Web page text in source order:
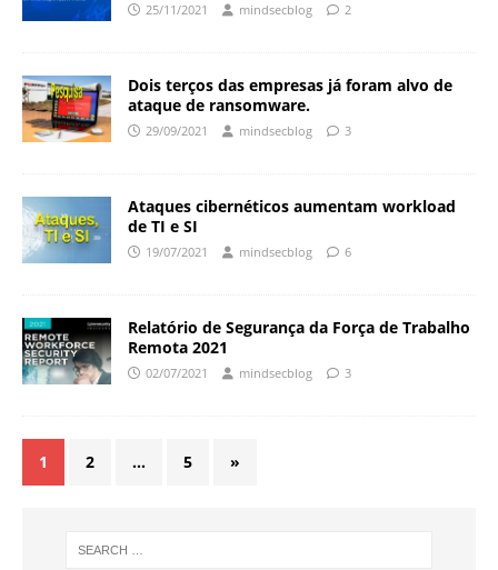
25/11/2021 mindsecblog 2
Dois terços das empresas já foram alvo de
ataque de ransomware.
29/09/2021 mindsecblog 3
Ataques cibernéticos aumentam workload
de TI e SI
19/07/2021 mindsecblog 6
Relatório de Segurança da Força de Trabalho
Remota 2021
02/07/2021 mindsecblog 3
1 2 … 5 »